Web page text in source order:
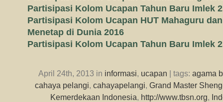
Partisipasi Kolom Ucapan Tahun Baru Imlek
Partisipasi Kolom Ucapan HUT Mahaguru
Menetap di Dunia 2016
Partisipasi Kolom Ucapan Tahun Baru Imlek
April 24th, 2013 in informasi, ucapan | tags: agama
cahaya pelangi, cahayapelangi, Grand Master
Kemerdekaan Indonesia, http://www.tbsn.org,